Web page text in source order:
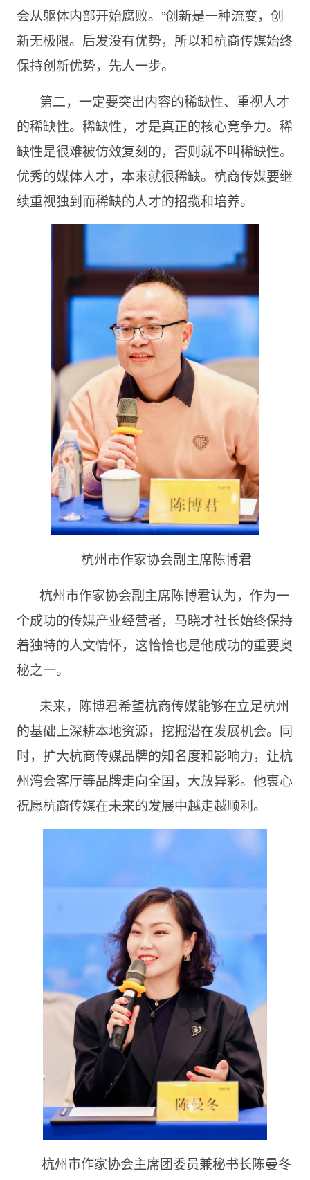
会从躯体内部开始腐败。”创新是一种流变，创
新无极限。后发没有优势，所以和杭商传媒始终
保持创新优势，先人一步。
第二，一定要突出内容的稀缺性、重视人才
的稀缺性。稀缺性，才是真正的核心竞争力。稀
缺性是很难被仿效复刻的，否则就不叫稀缺性。
优秀的媒体人才，本来就很稀缺。杭商传媒要继
续重视独到而稀缺的人才的招揽和培养。
杭州市作家协会副主席陈博君
杭州市作家协会副主席陈博君认为，作为一
个成功的传媒产业经营者，马晓才社长始终保持
着独特的人文情怀，这恰恰也是他成功的重要奥
秘之一。
未来，陈博君希望杭商传媒能够在立足杭州
的基础上深耕本地资源，挖掘潜在发展机会。同
时，扩大杭商传媒品牌的知名度和影响力，让杭
州湾会客厅等品牌走向全国，大放异彩。他衷心
祝愿杭商传媒在未来的发展中越走越顺利。
杭州市作家协会主席团委员兼秘书长陈曼冬